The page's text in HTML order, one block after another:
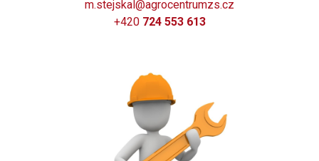
m.stejskal@agrocentrumzs.cz
+420 724 553 613